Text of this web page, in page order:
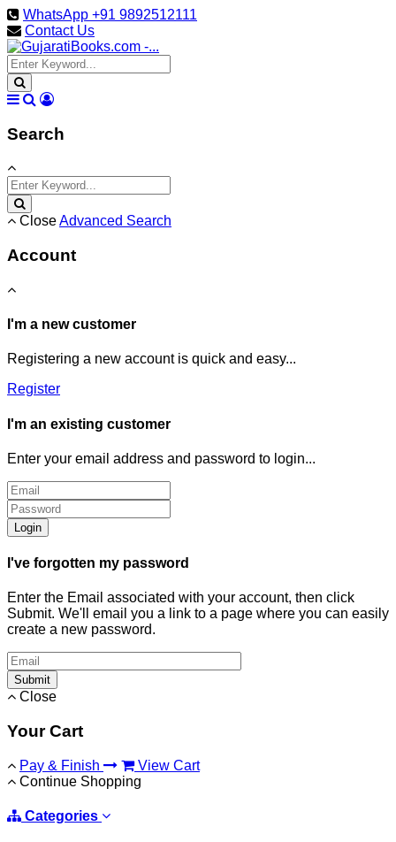
WhatsApp +91 9892512111
Contact Us
Search
CloseAdvanced Search
Account
I'm a new customer
Registering a new account is quick and easy...
Register
I'm an existing customer
Enter your email address and password to login...
Login
I've forgotten my password
Enter the Email associated with your account, then click
Submit. We'll email you a link to a page where you can easily
create a new password.
Submit
Close
Your Cart
Pay & Finish
View Cart
Continue Shopping
Categories